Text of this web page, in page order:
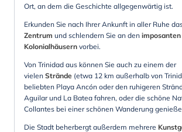
Ort, an dem die Geschichte allgegenwärtig ist.
Erkunden Sie nach Ihrer Ankunft in aller Ruhe
Zentrum und schlendern Sie an den
Kolonialhäusern vorbei.
Von Trinidad aus können Sie auch zu einem der
vielen Strände (etwa 12 km außerhalb von
beliebten Playa Ancón oder den ruhigeren
Aguilar und La Batea fahren, oder die schöne
Collantes bei einer schönen Wanderung
Die Stadt beherbergt außerdem mehrere